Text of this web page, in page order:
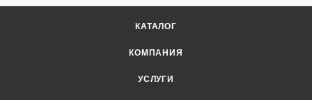
КАТАЛОГ
КОМПАНИЯ
УСЛУГИ